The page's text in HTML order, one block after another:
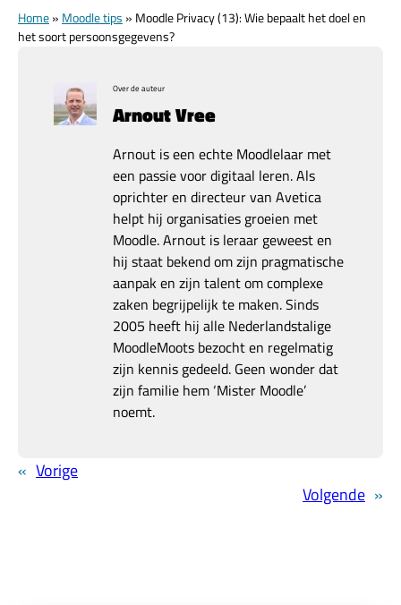
Home» Moodle tips » Moodle Privacy (13): Wie bepaalt het doel en
het soort persoonsgegevens?
Over de auteur
Arnout Vree
Arnout is een echte Moodlelaar met
een passie voor digitaal leren. Als
oprichter en directeur van Avetica
helpt hij organisaties groeien met
Moodle. Arnout is leraar geweest en
hij staat bekend om zijn pragmatische
aanpak en zijn talent om complexe
zaken begrijpelijk te maken. Sinds
2005 heeft hij alle Nederlandstalige
MoodleMoots bezocht en regelmatig
zijn kennis gedeeld. Geen wonder dat
zijn familie hem ‘Mister Moodle’
noemt.
« Vorige
Volgende »